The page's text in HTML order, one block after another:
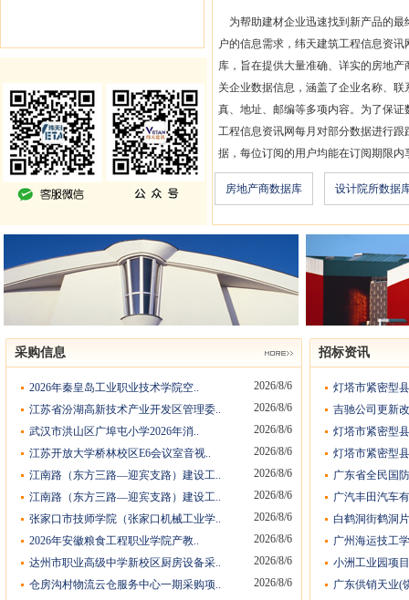
为帮助建材企业迅速找到新产品的最
户的信息需求，纬天建筑工程信息资
库，旨在提供大量准确、详实的房地
关企业数据信息，涵盖了企业名称、
真、地址、邮编等多项内容。为了保
工程信息资讯网每月对部分数据进行
据，每位订阅的用户均能在订阅期限内
房地产商数据库 设计院所数据
采购信息
2026年秦皇岛工业职业技术学院空..
2026/8/6
江苏省汾湖高新技术产业开发区管理委..
2026/8/6
武汉市洪山区广埠屯小学2026年消..
2026/8/6
江苏开放大学桥林校区E6会议室音视..
2026/8/6
江南路（东方三路—迎宾支路）建设工..
2026/8/6
江南路（东方三路—迎宾支路）建设工..
2026/8/6
张家口市技师学院（张家口机械工业学..
2026/8/6
2026年安徽粮食工程职业学院产教..
2026/8/6
达州市职业高级中学新校区厨房设备采..
2026/8/6
仓房沟村物流云仓服务中心一期采购项..
2026/8/6
招标资讯
灯塔市紧密型
吉驰公司更新
灯塔市紧密型
灯塔市紧密型
广东省全民国
广汽丰田汽车
白鹤洞街鹤洞
广州海运技工
小洲工业园项
广东供销天业(